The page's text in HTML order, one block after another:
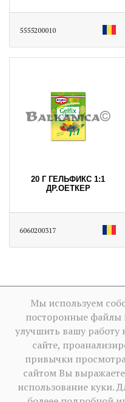
5555200010
20 Г ГЕЛЬФИКС 1:1
ДР.ОЕТКЕР
6060200317
Мы используем
посторонные файлы
улучшить вашу работу
сайте,
привычки
сайтом Вы выражаете
использование куки.